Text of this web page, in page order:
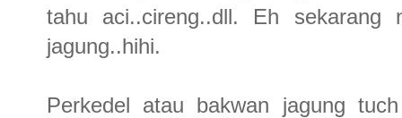
tahu aci..cireng..dll. Eh
jagung..hihi.
Perkedel atau bakwan jagung